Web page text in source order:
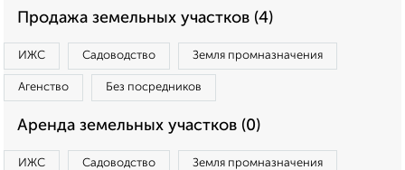
Продажа земельных участков (4)
ИЖС Садоводство Земля промназначения
Агенство Без посредников
Аренда земельных участков (0)
ИЖС Садоводство Земля промназначения